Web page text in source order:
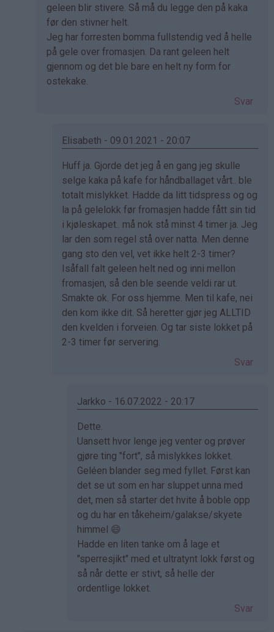
geleen blir stivere. Så må du legge den på kaka
før den stivner helt.
Jeg har forresten bomma fullstendig ved å helle
på gele over fromasjen. Da rant geleen helt
gjennom og det ble bare en helt ny form for
ostekake.
Svar
Elisabeth - 09.01.2021 - 20:07
Som
svar
på
av
Eli
(ikke
bekreftet)
Huff ja. Gjorde det jeg å en gang jeg skulle
selge kaka på kafe for håndballaget vårt.. ble
totalt mislykket. Hadde da litt tidspress og og
la på gelelokk før fromasjen hadde fått sin tid
i kjøleskapet.. må nok stå minst 4 timer ja. Jeg
lar den som regel stå over natta. Men denne
gang sto den vel, vet ikke helt 2-3 timer?
Isåfall falt geleen helt ned og inni mellon
fromasjen, så den ble seende veldi rar ut.
Smakte ok. For oss hjemme. Men til kafe, nei
den kom ikke dit. Så heretter gjør jeg ALLTID
den kvelden i forveien. Og tar siste lokket på
2-3 timer før servering.
Svar
Jarkko - 16.07.2022 - 20:17
Som
svar
på
av
Elisabeth
(ikke
bekreftet)
Dette.
Uansett hvor lenge jeg venter og prøver
gjøre ting "fort", så mislykkes lokket.
Geléen blander seg med fyllet. Først kan
det se ut som en har sluppet unna med
det, men så starter det hvite å boble opp
og du har en tåkeheim/galakse/skyete
himmel 😄
Hadde en liten tanke om å lage et
"sperresjikt" med et ultratynt lokk først og
så når dette er stivt, så helle der
ordentlige lokket.
Svar